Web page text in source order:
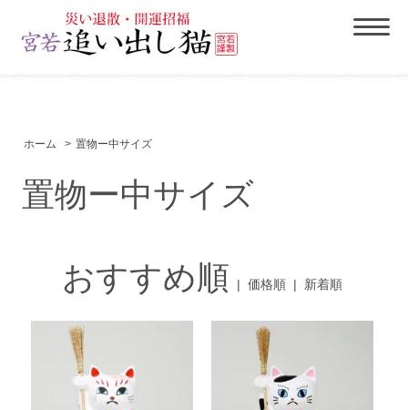
ホーム > 置物ー中サイズ
置物ー中サイズ
おすすめ順 | 価格順| 新着順